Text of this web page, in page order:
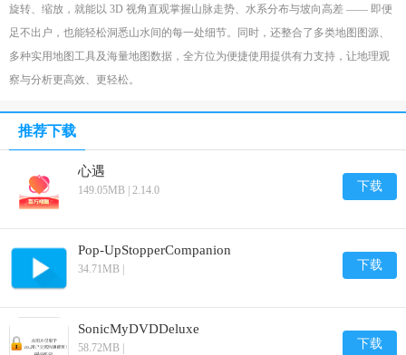
旋转、缩放，就能以 3D 视角直观掌握山脉走势、水系分布与坡向高差 —— 即便
足不出户，也能轻松洞悉山水间的每一处细节。同时，还整合了多类地图图源、
多种实用地图工具及海量地图数据，全方位为便捷使用提供有力支持，让地理观
察与分析更高效、更轻松。
推荐下载
心遇
149.05MB | 2.14.0 下载
Pop-UpStopperCompanion
34.71MB | 下载
SonicMyDVDDeluxe
58.72MB | 下载